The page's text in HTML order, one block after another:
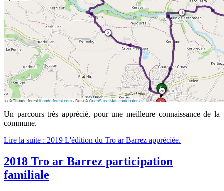
Un parcours très apprécié, pour une meilleure connaissance de la
commune.
Lire la suite : 2019 L'édition du Tro ar Barrez appréciée.
2018 Tro ar Barrez participation
familiale